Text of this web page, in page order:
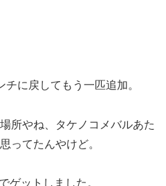
に戻してもう一匹追加。
所やね、タケノコメバルあた
ってたんやけど。
ゲットしました。